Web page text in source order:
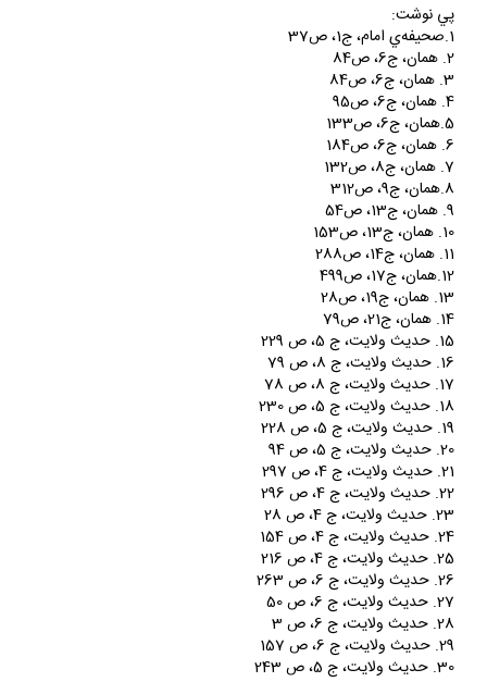
پي نوشت:
1.صحيفه‌ي امام، ج‏1، ص37
2. همان، ج‏6، ص84
3. همان، ج‏6، ص84
4. همان، ج‏6، ص95
5.همان، ج‏6، ص133
6. همان، ج‏6، ص184
7. همان، ج‏8، ص132
8.همان، ج‏9، ص312
9. همان، ج‏13، ص54
10. همان، ج‏13، ص153
11. همان، ج‏14، ص288
12.همان، ج‏17، ص499
13. همان، ج‏19، ص28
14. همان، ج‏21، ص79
15. حديث ولايت، ج 5، ص 229
16. حديث ولايت، ج 8، ص 79
17. حديث ولايت، ج 8، ص 78
18. حديث ولايت، ج 5، ص 230
19. حديث ولايت، ج 5، ص 228
20. حديث ولايت، ج 5، ص 94
21. حديث ولايت، ج 4، ص 297
22. حديث ولايت، ج 4، ص 296
23. حديث ولايت، ج 4، ص 28
24. حديث ولايت، ج 4، ص 154
25. حديث ولايت، ج 4، ص 216
26. حديث ولايت، ج 6، ص 263
27. حديث ولايت، ج 6، ص 50
28. حديث ولايت، ج 6، ص 3
29. حديث ولايت، ج 6، ص 157
30. حديث ولايت، ج 5، ص 243